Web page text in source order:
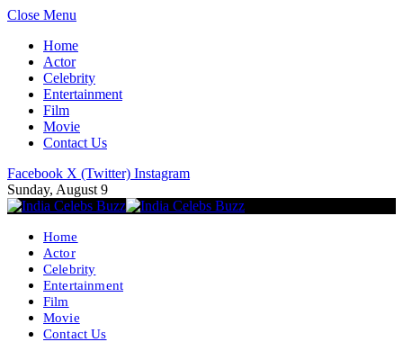
Close Menu
Home
Actor
Celebrity
Entertainment
Film
Movie
Contact Us
Facebook X (Twitter) Instagram
Sunday, August 9
Home
Actor
Celebrity
Entertainment
Film
Movie
Contact Us